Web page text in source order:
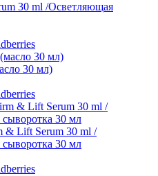
30 ml /Осветляющая
30 мл)
& Lift Serum 30 ml /
30 мл